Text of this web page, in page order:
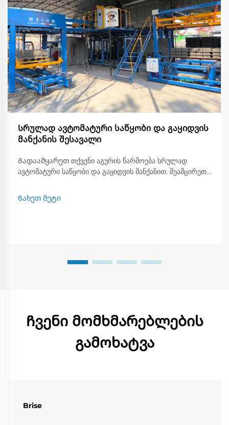
Სრულად ავტომატური საწყობი და გაყიდვის
მანქანის შესავალი
Გადაამყარეთ თქვენი აგურის წარმოება სრულად
ავტომატური საწყობი და გაყიდვის მანქანით. შეამცირეთ
უზრუნველყავით სიზუსტე. იხილეთ მეტი ახლა.
Ნახეთ მეტი
Ჩვენი მომხმარებლების
გამოხატვა
Brise